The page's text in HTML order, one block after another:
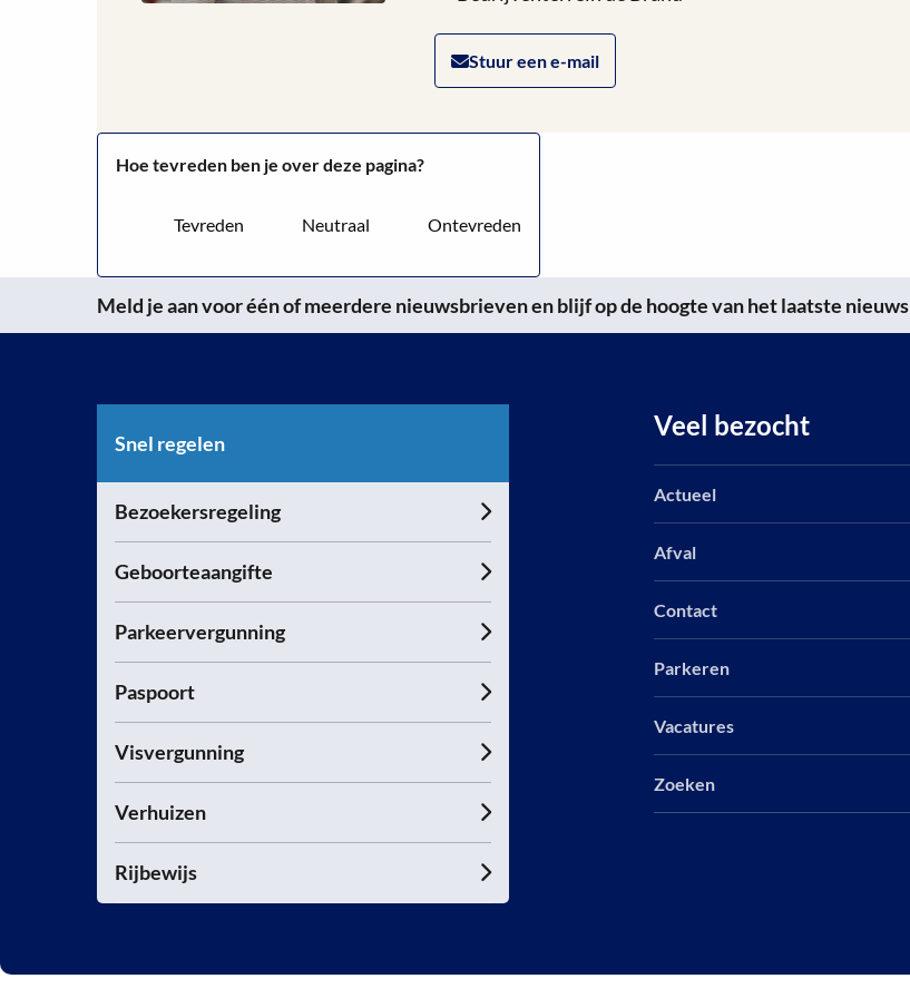
Stuur een e-mail
Hoe tevreden ben je over deze pagina?
Tevreden Neutraal Ontevreden
Meld je aan voor één of meerdere nieuwsbrieven en blijf op de hoogte van het laatste nieuws
Snel regelen
Bezoekersregeling
Geboorteaangifte
Parkeervergunning
Paspoort
Visvergunning
Verhuizen
Rijbewijs
Veel bezocht
Actueel
Afval
Contact
Parkeren
Vacatures
Zoeken